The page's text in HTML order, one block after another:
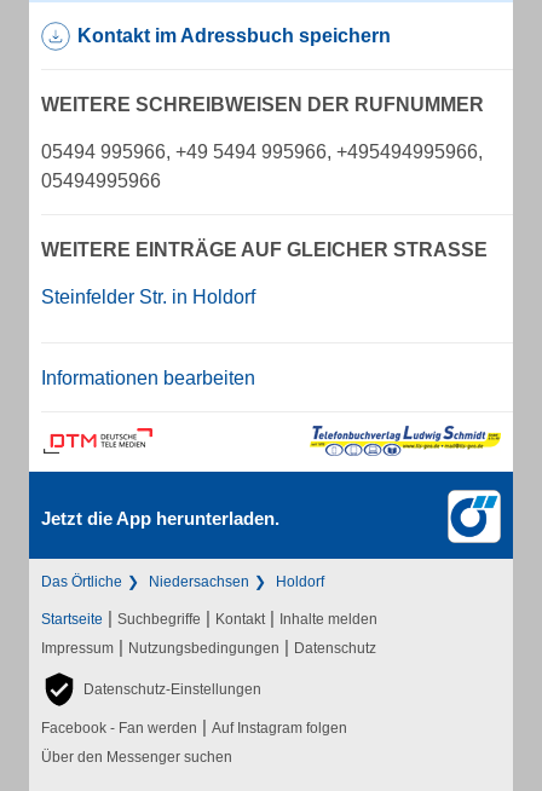
Kontakt im Adressbuch speichern
WEITERE SCHREIBWEISEN DER RUFNUMMER
05494 995966, +49 5494 995966, +495494995966,
05494995966
WEITERE EINTRÄGE AUF GLEICHER STRASSE
Steinfelder Str. in Holdorf
Informationen bearbeiten
Jetzt die App herunterladen.
Das Örtliche Niedersachsen Holdorf
Startseite | Suchbegriffe | Kontakt | Inhalte melden
Impressum | Nutzungsbedingungen | Datenschutz
Datenschutz-Einstellungen
Facebook - Fan werden | Auf Instagram folgen
Über den Messenger suchen